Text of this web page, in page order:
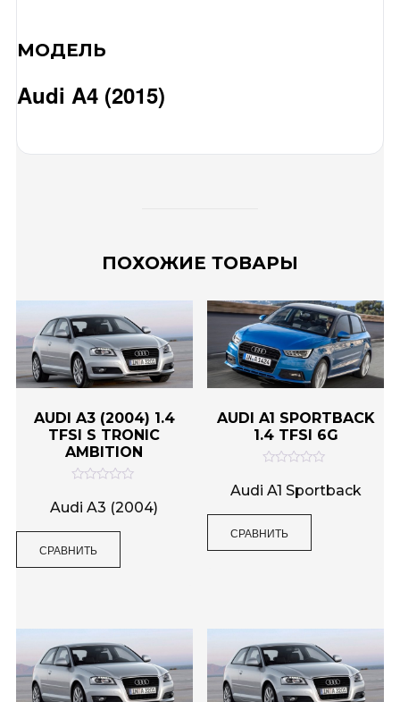
МОДЕЛЬ
Audi A4 (2015)
ПОХОЖИЕ ТОВАРЫ
AUDI A3 (2004) 1.4
TFSI S TRONIC
AMBITION
ц
е
а
Audi A3 (2004)
СРАВНИТЬ
AUDI A1 SPORTBACK
1.4 TFSI 6G
ц
е
а
Audi A1 Sportback
СРАВНИТЬ